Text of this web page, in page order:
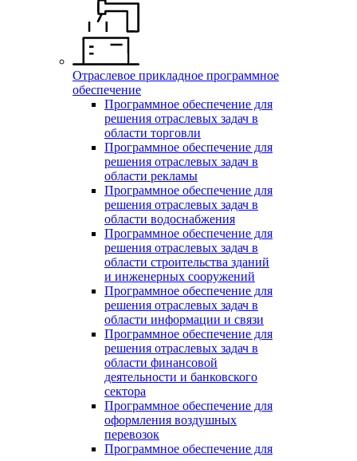
Отраслевое прикладное программное
обеспечение
Программное обеспечение для
решения отраслевых задач в
области торговли
Программное обеспечение для
решения отраслевых задач в
области рекламы
Программное обеспечение для
решения отраслевых задач в
области водоснабжения
Программное обеспечение для
решения отраслевых задач в
области строительства зданий
и инженерных сооружений
Программное обеспечение для
решения отраслевых задач в
области информации и связи
Программное обеспечение для
решения отраслевых задач в
области финансовой
деятельности и банковского
сектора
Программное обеспечение для
оформления воздушных
перевозок
Программное обеспечение для